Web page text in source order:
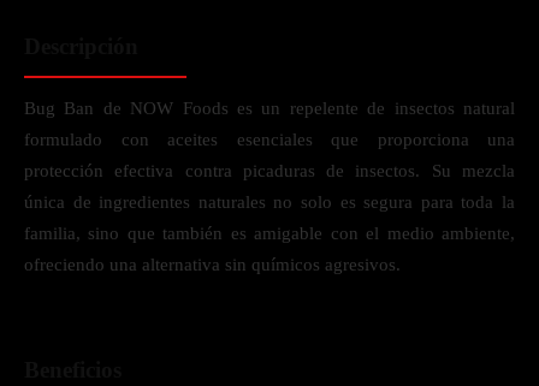
Bug Ban de NOW Foods es un repelente de insectos natural
formulado con aceites esenciales que proporciona una
protección efectiva contra picaduras de insectos. Su mezcla
única de ingredientes naturales no solo es segura para toda la
familia, sino que también es amigable con el medio ambiente,
ofreciendo una alternativa sin químicos agresivos.